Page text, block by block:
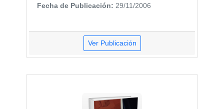
Fecha de Publicación: 29/11/2006
Ver Publicación